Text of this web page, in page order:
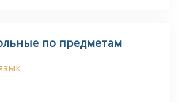
по предметам